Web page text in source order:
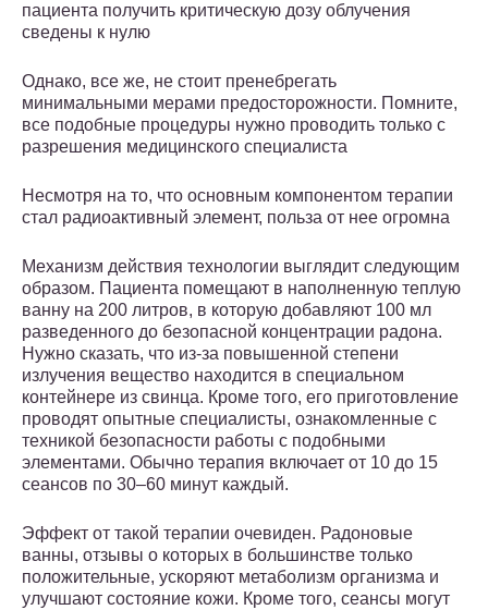
пациента получить критическую дозу облучения
сведены к нулю
Однако, все же, не стоит пренебрегать
минимальными мерами предосторожности. Помните,
все подобные процедуры нужно проводить только с
разрешения медицинского специалиста
Несмотря на то, что основным компонентом терапии
стал радиоактивный элемент, польза от нее огромна
Механизм действия технологии выглядит следующим
образом. Пациента помещают в наполненную теплую
ванну на 200 литров, в которую добавляют 100 мл
разведенного до безопасной концентрации радона.
Нужно сказать, что из-за повышенной степени
излучения вещество находится в специальном
контейнере из свинца. Кроме того, его приготовление
проводят опытные специалисты, ознакомленные с
техникой безопасности работы с подобными
элементами. Обычно терапия включает от 10 до 15
сеансов по 30–60 минут каждый.
Эффект от такой терапии очевиден. Радоновые
ванны, отзывы о которых в большинстве только
положительные, ускоряют метаболизм организма и
улучшают состояние кожи. Кроме того, сеансы могут